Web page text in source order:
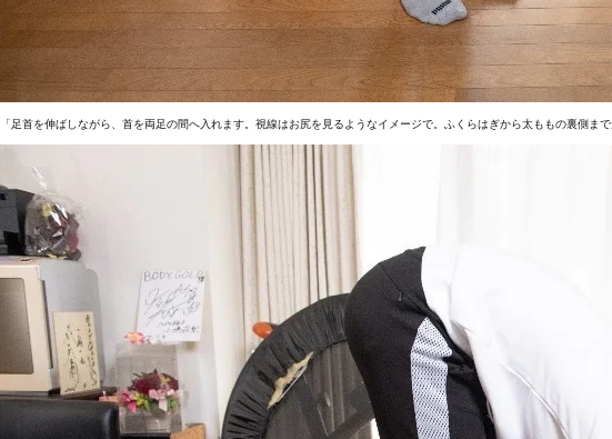
「足首を伸ばしながら、首を両足の間へ入れます。視線はお尻を見るようなイメージで。ふくらはぎから太ももの裏側ま